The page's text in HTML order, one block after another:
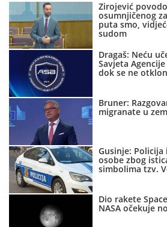
Zirojević
osumnjičenog
puta smo,
sudom
Dragaš: Neću
Savjeta
dok se ne
Bruner:
migranate u
Gusinje:
osobe zbog
simbolima tzv.
Dio rakete
NASA očekuje